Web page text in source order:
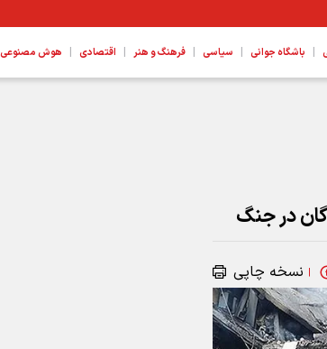
| باشگاه جوانی | سیاسی | فرهنگ و هنر | اقتصادی | هوش مصنوعی،
در جنگ
| نسخه چاپی